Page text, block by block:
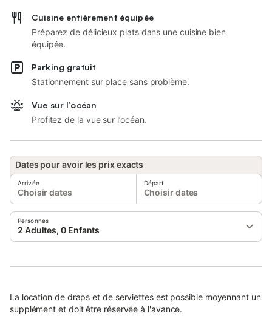
Cuisine entièrement équipée
Préparez de délicieux plats dans une cuisine bien
équipée.
Parking gratuit
Stationnement sur place sans problème.
Vue sur l’océan
Profitez de la vue sur l’océan.
Dates pour avoir les prix exacts
Arrivée
Choisir dates
Départ
Choisir dates
Personnes
2 Adultes, 0 Enfants
La location de draps et de serviettes est possible moyennant un
supplément et doit être réservée à l'avance.